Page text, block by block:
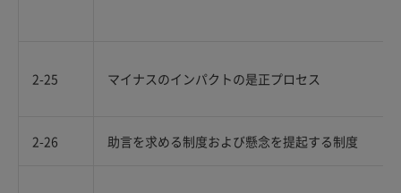
2-25 マイナスのインパクトの是正プロセス
2-26 助言を求める制度および懸念を提起する制度